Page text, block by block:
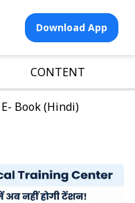
Download App
CONTENT
Book (Hindi)